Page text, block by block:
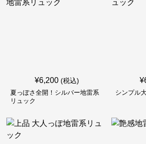
¥6,200 (税込)
夏っぽさ全開！シルバー地雷系
リュック
¥
シンプル